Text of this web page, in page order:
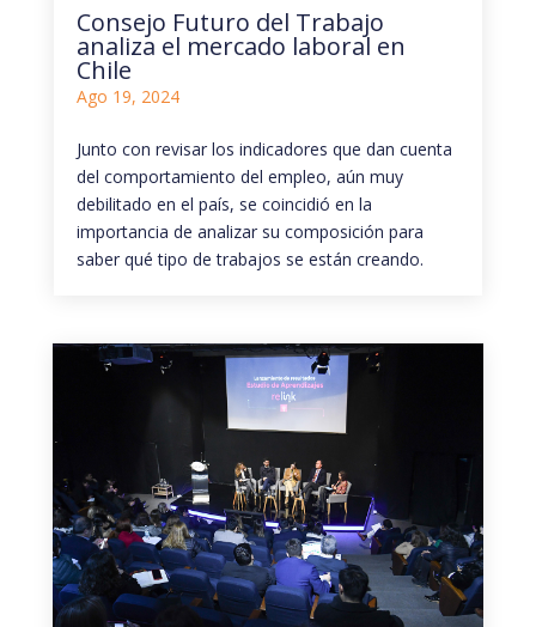
Consejo Futuro del Trabajo
analiza el mercado laboral en
Chile
Ago 19, 2024
Junto con revisar los indicadores que dan cuenta
del comportamiento del empleo, aún muy
debilitado en el país, se coincidió en la
importancia de analizar su composición para
saber qué tipo de trabajos se están creando.